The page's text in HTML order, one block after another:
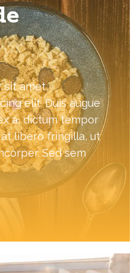
sit amet,
elit. Duis augue
a, dictum tempor
libero fringilla, ut
Sed sem